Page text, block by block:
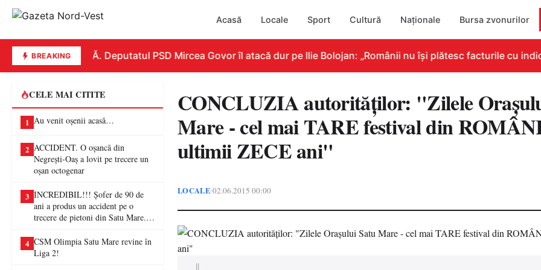
Acasă Locale Sport Cultură Naționale Bursa zvonurilor
BREAKING
REPLICĂ. Deputatul PSD Mircea Govor îl atacă dur pe Ilie Bolojan: „Românii nu își plătesc facturile cu
CELE MAI CITITE
1 Au venit oșenii acasă…
2 ACCIDENT. O oșancă din
Negrești-Oaș a lovit pe trecere un
oșan octogenar
3 INCREDIBIL!!! Șofer de 90 de
ani a produs un accident pe o
trecere de pietoni din Satu Mare. O
4 CSM Olimpia Satu Mare revine în
Liga 2!
CONCLUZIA autorităţilor: "Zilele
Mare - cel mai TARE festival din
ultimii ZECE ani"
LOCALE•02.06.2015 00:00
||